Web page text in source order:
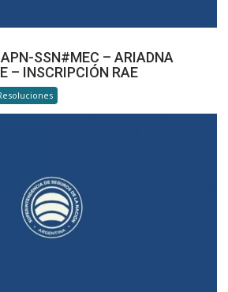
SSN#MEC – ARIADNA
– INSCRIPCIÓN RAE